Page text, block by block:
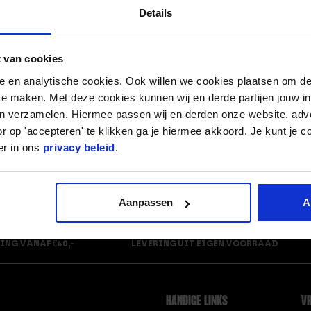
Details
van cookies
en analytische cookies. Ook willen we cookies plaatsen om
maken. Met deze cookies kunnen wij en derde partijen jouw
verzamelen. Hiermee passen wij en derden onze website,
op 'accepteren' te klikken ga je hiermee akkoord. Je kunt je
in ons privacy beleid.
Aanpassen
HAND GRIPS – HEAVY DUTY
HOEVEEL CALORIEËN
VERBRAND JE MET TOUWTJE
INTERVAL TIMER
IS TOUWTJE SPRINGEN
GEZOND, OF TOCH NIET?
KNEE SLEEVE MAAT L
LEREN TOUWTJE
LIQUID CHALK
LOADING PIN
M.
NIEUWE TATTOO?
MAGNESIUM BLOK
MUURBEUGEL VOOR
ROPE
POWERLIFT RIEM
VANAF €40,- LEVERING UIT EIGEN VOORRAAD
HANDIGE LINKS